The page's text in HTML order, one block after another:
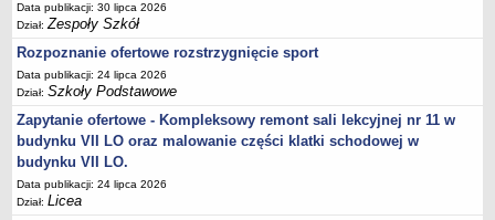
Ogłoszenia
Zarządzenia
Rejestry, ewidencje, archiwa
Kontrole
PONOWNE WYKORZYSTYWANIE
Sprawozdania
Deklaracja dostępności
DEKLARACJA DOSTĘPNOŚCI
Data publikacji: 30 lipca 2026
Dział:Zespoły Szkół
Rozpoznanie ofertowe rozstrzygnięcie sport
Data publikacji: 24 lipca 2026
Dział:Szkoły Podstawowe
Zapytanie ofertowe - Kompleksowy remont sali lekcyjnej nr 11 w
budynku VII LO oraz malowanie części klatki schodowej w
budynku VII LO.
Data publikacji: 24 lipca 2026
Dział:Licea